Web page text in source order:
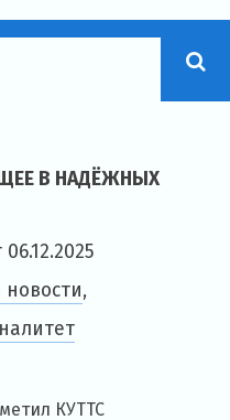
В НАДЁЖНЫХ
06.12.2025
новости,
КУТТС